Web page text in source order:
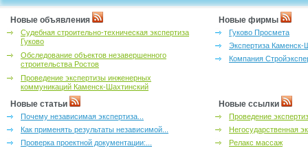
Новые объявления
Судебная строительно-техническая экспертиза
Гуково
Обследование объектов незавершенного
строительства Ростов
Проведение экспертизы инженерных
коммуникаций Каменск-Шахтинский
Новые фирмы
Гуково Просмета
Экспертиза Каменск-
Компания
Новые статьи
Почему независимая экспертиза...
Как применять результаты независимой...
Проверка проектной документации:...
Новые ссылки
Проведение
Негосударственная
Релакс массаж